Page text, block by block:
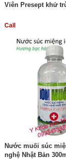
Viên Presept khử
Call
Nước muối súc
nghệ Nhật Bản